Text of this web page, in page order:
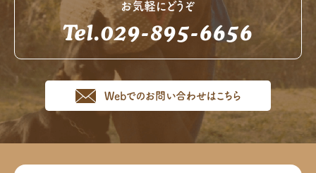
お気軽にどうぞ
Tel.029-895-6656
Webでのお問い合わせはこちら